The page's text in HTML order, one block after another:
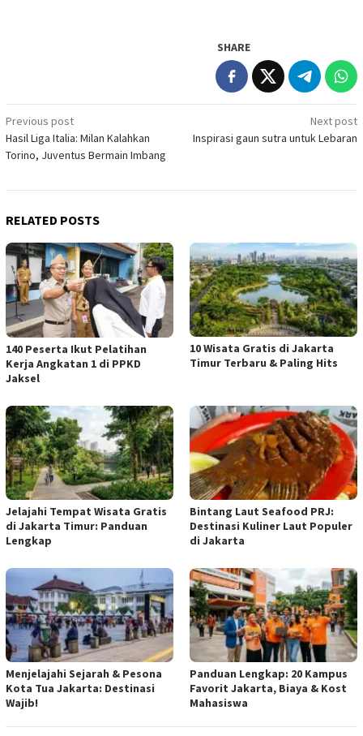
SHARE
Post
navigation
Previous post
Hasil Liga Italia: Milan Kalahkan
Torino, Juventus Bermain Imbang
Next post
Inspirasi gaun sutra untuk Lebaran
RELATED POSTS
140 Peserta Ikut Pelatihan
Kerja Angkatan 1 di PPKD
Jaksel
10 Wisata Gratis di Jakarta
Timur Terbaru & Paling Hits
Jelajahi Tempat Wisata Gratis
di Jakarta Timur: Panduan
Lengkap
Bintang Laut Seafood PRJ:
Destinasi Kuliner Laut Populer
di Jakarta
Menjelajahi Sejarah & Pesona
Kota Tua Jakarta: Destinasi
Wajib!
Panduan Lengkap: 20 Kampus
Favorit Jakarta, Biaya & Kost
Mahasiswa